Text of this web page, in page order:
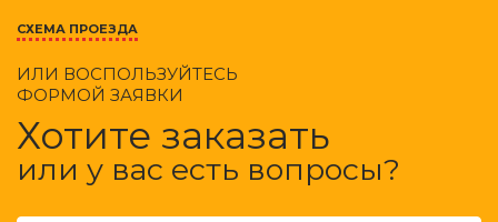
СХЕМА ПРОЕЗДА
ИЛИ ВОСПОЛЬЗУЙТЕСЬ
ФОРМОЙ ЗАЯВКИ
Хотите заказать
или у вас есть вопросы?